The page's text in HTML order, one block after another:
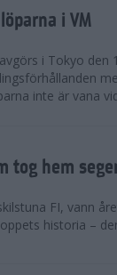
i VM
i Tokyo
inte är vana
tog hem
FI, vann
historia –